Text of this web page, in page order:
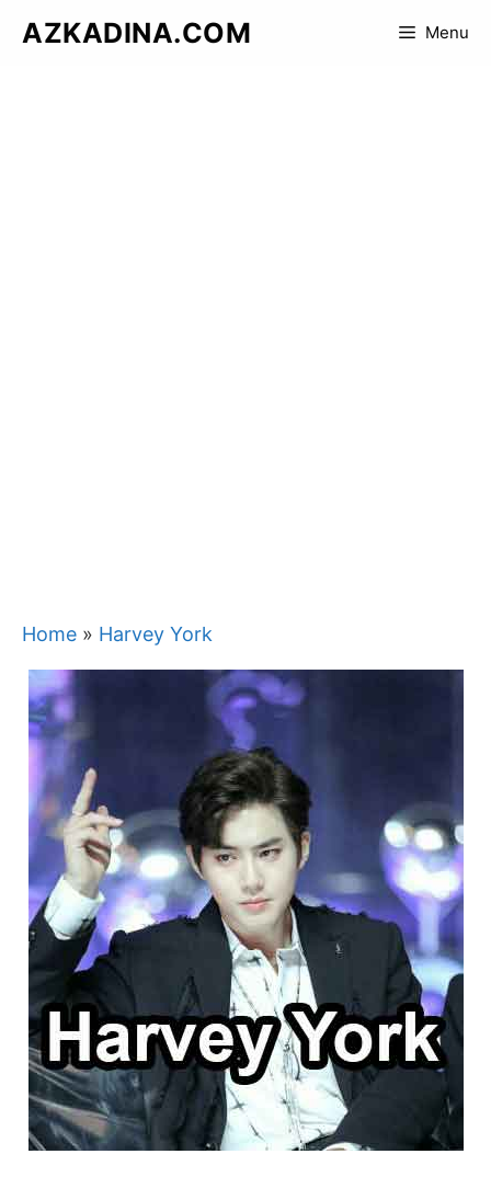
AZKADINA.COM Menu
Home » Harvey York